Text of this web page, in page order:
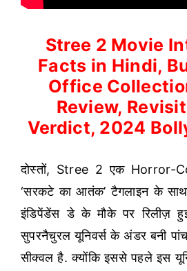
Stree 2 Movie
Facts in Hindi,
Office
Review,
Verdict, 2024
दोस्तों, Stree 2 एक Horror-
‘सरकटे का आतंक’ टैगलाइन के
इंडिपेंडेंस डे के मौके पर रिलीज़
सुपरनैचुरल यूनिवर्स के अंडर बनी
सीक्वल है. क्योंकि इससे पहले इस